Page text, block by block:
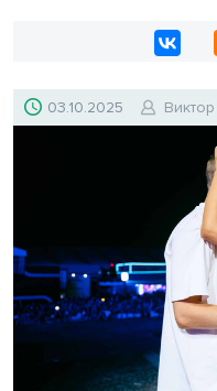
03.10.2025